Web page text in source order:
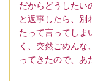
だからどうしたい
と返事したら、別
たって言ってしま
く、突然ごめんな
ってきたので、あ